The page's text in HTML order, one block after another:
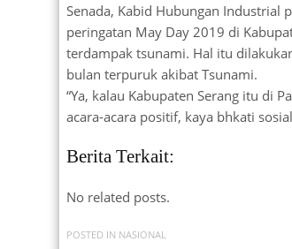
Senada, Kabid Hubungan Industrial
peringatan May Day 2019 di
terdampak tsunami. Hal itu
bulan terpuruk akibat Tsunami.
“Ya, kalau Kabupaten Serang itu di
acara-acara positif, kaya bhkati
Berita Terkait:
No related posts.
POSTED IN NASIONAL